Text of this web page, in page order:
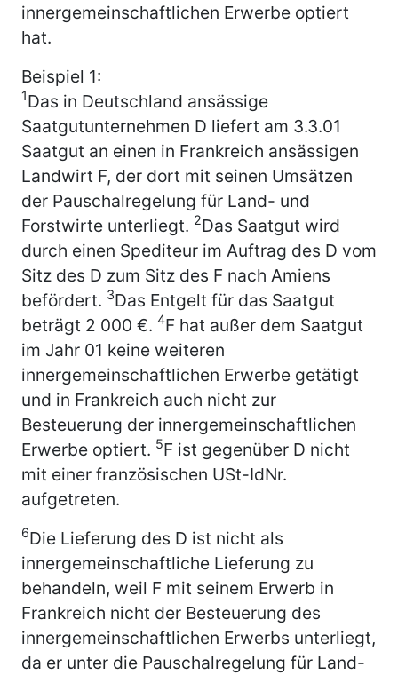
innergemeinschaftlichen Erwerbe optiert
hat.
Beispiel 1:
1Das in Deutschland ansässige
Saatgutunternehmen D liefert am 3.3.01
Saatgut an einen in Frankreich ansässigen
Landwirt F, der dort mit seinen Umsätzen
der Pauschalregelung für Land- und
Forstwirte unterliegt. 2Das Saatgut wird
durch einen Spediteur im Auftrag des D vom
Sitz des D zum Sitz des F nach Amiens
befördert. 3Das Entgelt für das Saatgut
beträgt 2 000 €. 4F hat außer dem Saatgut
im Jahr 01 keine weiteren
innergemeinschaftlichen Erwerbe getätigt
und in Frankreich auch nicht zur
Besteuerung der innergemeinschaftlichen
Erwerbe optiert. 5F ist gegenüber D nicht
mit einer französischen USt-IdNr.
aufgetreten.
6Die Lieferung des D ist nicht als
innergemeinschaftliche Lieferung zu
behandeln, weil F mit seinem Erwerb in
Frankreich nicht der Besteuerung des
innergemeinschaftlichen Erwerbs unterliegt,
da er unter die Pauschalregelung für Land-